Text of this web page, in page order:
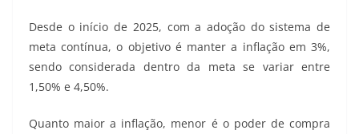
Desde o início de 2025, com a adoção do sistema de
meta contínua, o objetivo é manter a inflação em 3%,
sendo considerada dentro da meta se variar entre
1,50% e 4,50%.
Quanto maior a inflação, menor é o poder de compra